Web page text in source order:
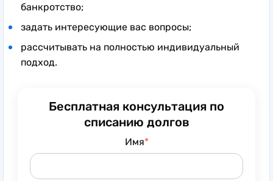
банкротство;
задать интересующие вас вопросы;
рассчитывать на полностью индивидуальный
подход.
Бесплатная консультация по
списанию долгов
Имя